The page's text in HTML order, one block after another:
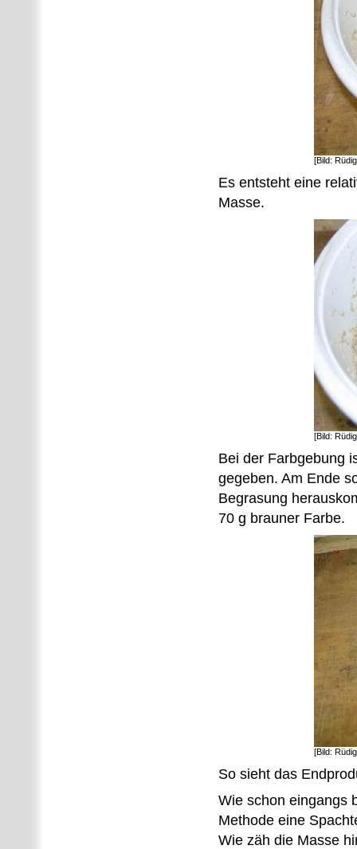
[Bild:
Es entsteht eine
Masse.
[Bild:
Bei der Farbgebung
gegeben. Am Ende
Begrasung
70 g brauner Farbe.
[Bild:
So sieht das
Wie schon eingangs
Methode eine
Wie zäh die Masse